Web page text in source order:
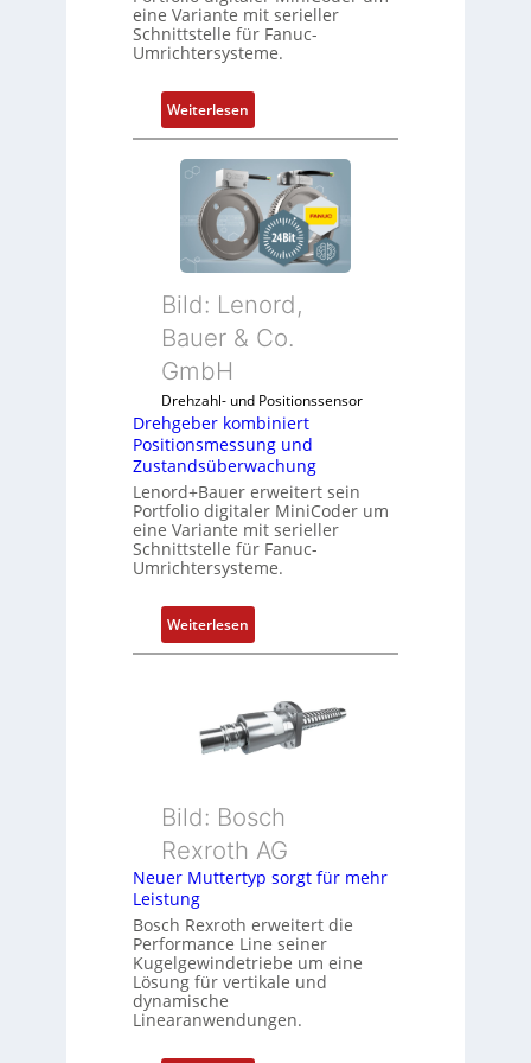
eine Variante mit serieller
Schnittstelle für Fanuc-
Umrichtersysteme.
Weiterlesen:
D
r
e
h
g
e
e
m
b
i
i
e
r
P
o
s
i
o
m
s
u
n
g
n
d
Bild: Lenord,
Bauer & Co.
GmbH
Drehzahl- und Positionssensor
Drehgeber kombiniert
Positionsmessung und
Zustandsüberwachung
Lenord+Bauer erweitert sein
Portfolio digitaler MiniCoder um
eine Variante mit serieller
Schnittstelle für Fanuc-
Umrichtersysteme.
Weiterlesen:
D
h
g
e
k
m
b
i
i
Bild: Bosch
Rexroth AG
Neuer Muttertyp sorgt für mehr
Leistung
Bosch Rexroth erweitert die
Performance Line seiner
Kugelgewindetriebe um eine
Lösung für vertikale und
dynamische
Linearanwendungen.